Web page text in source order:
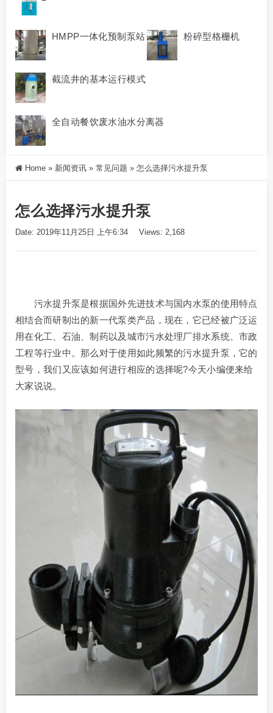
HMPP一体化预制泵站 粉碎型格栅机
截流井的基本运行模式
全自动餐饮废水油水分离器
Home » 新闻资讯 » 常见问题 » 怎么选择污水提升泵
怎么选择污水提升泵
Date: 2019年11月25日 上午6:34 Views: 2,168
污水提升泵是根据国外先进技术与国内水泵的使用特点
相结合而研制出的新一代泵类产品，现在，它已经被广泛运
用在化工、石油、制药以及城市污水处理厂排水系统、市政
工程等行业中。那么对于使用如此频繁的污水提升泵，它的
型号，我们又应该如何进行相应的选择呢?今天小编便来给
大家说说。